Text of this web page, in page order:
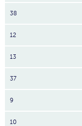
38
12
13
37
9
10